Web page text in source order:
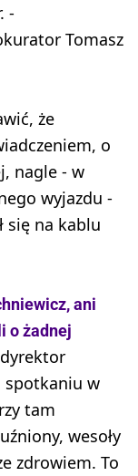
-
Tomasz
że
o
nagle - w
wyjazdu -
się na kablu
ani
o żadnej
spotkaniu w
tam
wesoły
zdrowiem. To